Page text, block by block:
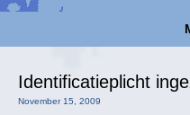
Identificatieplicht
November 15, 2009